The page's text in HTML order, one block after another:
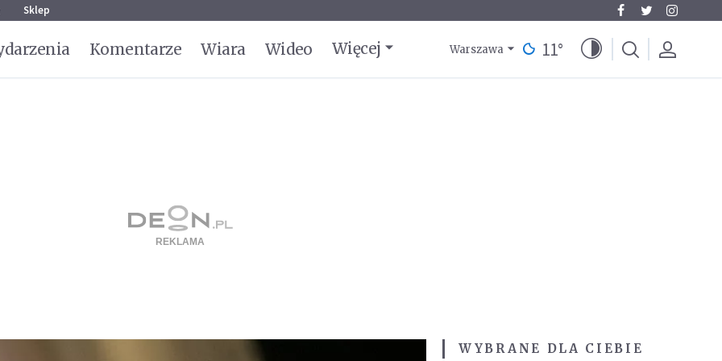
Sklep
Komentarze Wiara Wideo Więcej Warszawa 11°
WYBRANE DLA CIEBIE